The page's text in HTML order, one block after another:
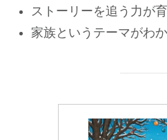
ストーリーを追う力が
家族というテーマがわ